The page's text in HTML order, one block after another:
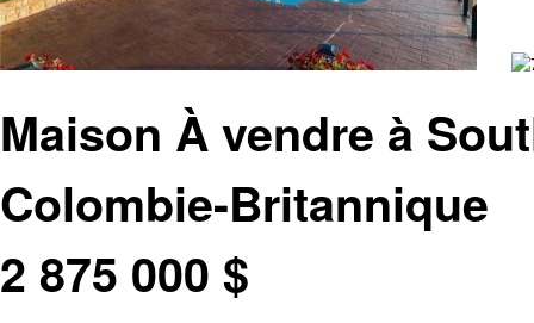
Maison À vendre à
Colombie-Britannique
2 875 000 $